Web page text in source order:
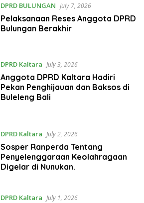
DPRD BULUNGAN July 7, 2026
Pelaksanaan Reses Anggota DPRD
Bulungan Berakhir
DPRD Kaltara July 3, 2026
Anggota DPRD Kaltara Hadiri
Pekan Penghijauan dan Baksos di
Buleleng Bali
DPRD Kaltara July 2, 2026
Sosper Ranperda Tentang
Penyelenggaraan Keolahragaan
Digelar di Nunukan.
DPRD Kaltara July 1, 2026